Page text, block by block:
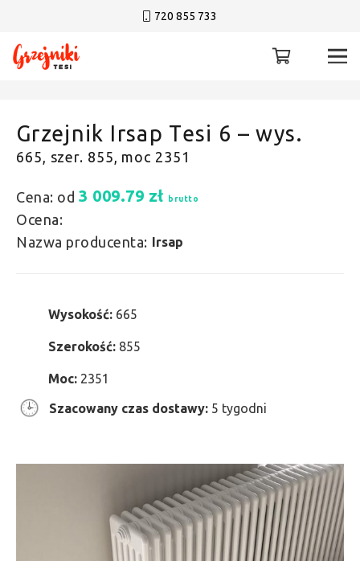
720 855 733
Grzejnik Irsap Tesi 6 – wys.
665, szer. 855, moc 2351
Cena: od 3 009.79 zł brutto
Ocena:
Nazwa producenta: Irsap
Wysokość: 665
Szerokość: 855
Moc: 2351
Szacowany czas dostawy: 5 tygodni